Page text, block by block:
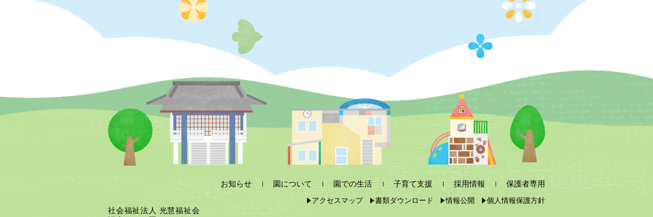
お知らせ 園について 園での生活 子育て支援 採用情報
保護者専用
アクセスマップ
書類ダウンロード 情報公開
個人情報保護方針
社会福祉法人 光慧福祉会